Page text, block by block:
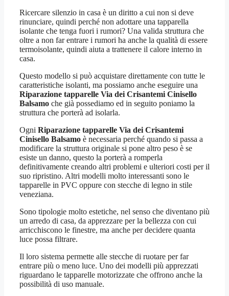
Ricercare silenzio in casa è un diritto a cui non si deve
rinunciare, quindi perché non adottare una tapparella
isolante che tenga fuori i rumori? Una valida struttura che
oltre a non far entrare i rumori ha anche la qualità di essere
termoisolante, quindi aiuta a trattenere il calore interno in
casa.
Questo modello si può acquistare direttamente con tutte le
caratteristiche isolanti, ma possiamo anche eseguire una
Riparazione tapparelle Via dei Crisantemi Cinisello
Balsamo che già possediamo ed in seguito poniamo la
struttura che porterà ad isolarla.
Ogni Riparazione tapparelle Via dei Crisantemi
Cinisello Balsamo è necessaria perché quando si passa a
modificare la struttura originale si pone altro peso è se
esiste un danno, questo la porterà a romperla
definitivamente creando altri problemi e ulteriori costi per il
suo ripristino. Altri modelli molto interessanti sono le
tapparelle in PVC oppure con stecche di legno in stile
veneziana.
Sono tipologie molto estetiche, nel senso che diventano più
un arredo di casa, da apprezzare per la bellezza con cui
arricchiscono le finestre, ma anche per decidere quanta
luce possa filtrare.
Il loro sistema permette alle stecche di ruotare per far
entrare più o meno luce. Uno dei modelli più apprezzati
riguardano le tapparelle motorizzate che offrono anche la
possibilità di uso manuale.